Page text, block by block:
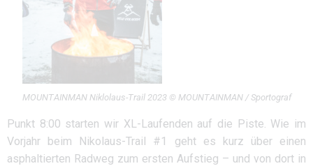
MOUNTAINMAN Niklolaus-Trail 2023 © MOUNTAINMAN / Sportograf
Punkt 8:00 starten wir XL-Laufenden auf die Piste. Wie im
Vorjahr beim Nikolaus-Trail #1 geht es kurz über einen
asphaltierten Radweg zum ersten Aufstieg – und von dort in